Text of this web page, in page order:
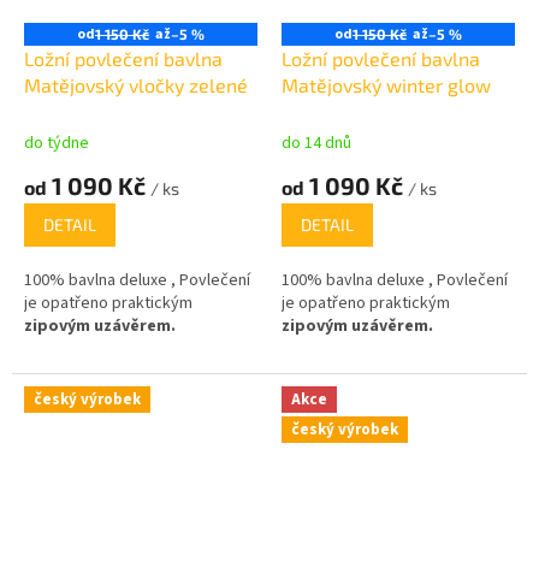
od1 150 Kč až–5 %
Ložní povlečení bavlna
Matějovský vločky zelené
do týdne
od 1 090 Kč / ks
DETAIL
100% bavlna deluxe , Povlečení
je opatřeno praktickým
zipovým uzávěrem.
od1 150 Kč až–5 %
Ložní povlečení bavlna
Matějovský winter glow
do 14 dnů
od 1 090 Kč / ks
DETAIL
100% bavlna deluxe , Povlečení
je opatřeno praktickým
zipovým uzávěrem.
český výrobek
Akce
český výrobek